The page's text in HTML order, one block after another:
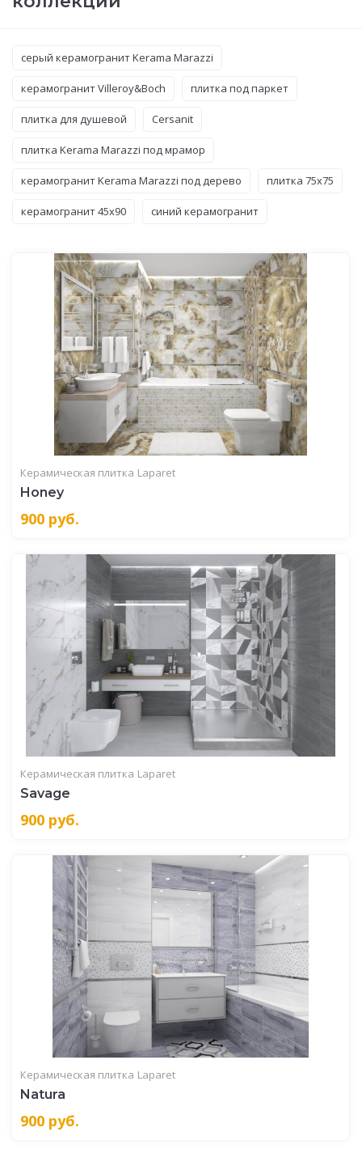
серый керамогранит Kerama Marazzi
керамогранит Villeroy&Boch плитка под паркет
плитка для душевой Cersanit
плитка Kerama Marazzi под мрамор
керамогранит Kerama Marazzi под дерево плитка 75x75
керамогранит 45x90 синий керамогранит
Керамическая плитка Laparet
Honey
900 руб.
Керамическая плитка Laparet
Savage
900 руб.
Керамическая плитка Laparet
Natura
900 руб.